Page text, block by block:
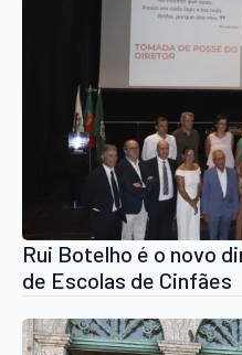
Rui Botelho é o novo
de Escolas de Cinfães